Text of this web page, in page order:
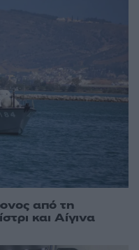
από τη
και Αίγινα